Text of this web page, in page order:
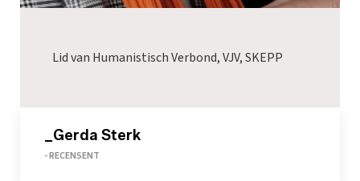
Lid van Humanistisch Verbond, VJV, SKEPP
_Gerda Sterk
- RECENSENT